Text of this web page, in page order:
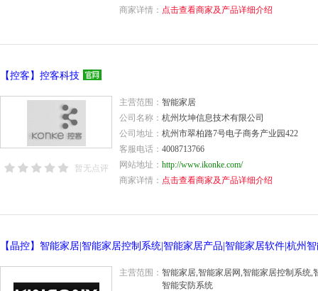
商家详情： 点击查看商家及产品详细介绍
【控客】控客科技
暂无点评
主营范围：智能家居
公司名称：杭州坎坤信息技术有限公司
公司地址：杭州市翠柏路7号电子商务产业园422
客服电话：4008713766
网站地址：http://www.ikonke.com/
商家详情： 点击查看商家及产品详细介绍
主营范围：智能家居,智能家居网,智能家居控制系统,
智能安防系统